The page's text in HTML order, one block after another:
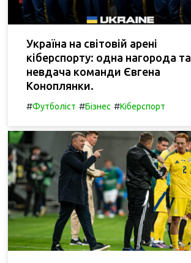
Україна на світовій арені
кіберспорту: одна нагорода та
невдача команди Євгена
Коноплянки.
#Футболіст #Бізнес #Кіберспорт